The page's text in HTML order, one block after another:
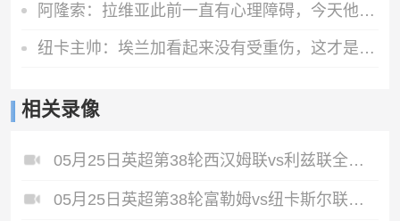
阿隆索：拉维亚此前一直有心理障碍，今天他很累但发自内心地开心
纽卡主帅：埃兰加看起来没有受重伤，这才是今晚最重要的
相关录像
05月25日英超第38轮西汉姆联vs利兹联全场录像
05月25日英超第38轮富勒姆vs纽卡斯尔联全场录像